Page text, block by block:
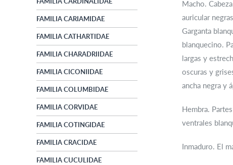
FAMILIA CARIAMIDAE
FAMILIA CATHARTIDAE
FAMILIA CHARADRIIDAE
FAMILIA CICONIIDAE
FAMILIA COLUMBIDAE
FAMILIA CORVIDAE
FAMILIA COTINGIDAE
FAMILIA CRACIDAE
FAMILIA CUCULIDAE
Macho.
auricular
Garganta
blanquecino.
largas y
oscuras y
ancha negra y
Hembra.
ventrales
Inmaduro. El